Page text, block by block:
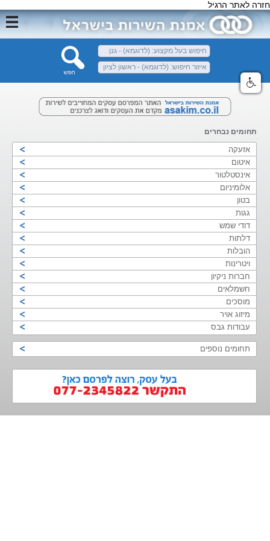
חזרה לאתר הרגיל
תחומים נבחרים
אזעקה
איטום
אינסטלטור
אלומיניום
בטון
גגות
דודי שמש
דלתות
הובלות
ויטרינות
חברות ניקיון
חשמלאים
מוסכים
מיזוג אויר
עבודות גבס
תחומים נוספים